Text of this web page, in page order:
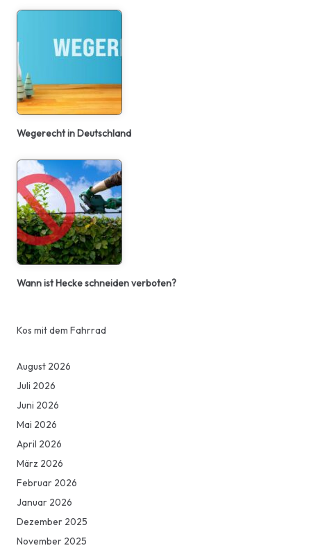
Wegerecht in Deutschland
Wann ist Hecke schneiden verboten?
Kos mit dem Fahrrad
August 2026
Juli 2026
Juni 2026
Mai 2026
April 2026
März 2026
Februar 2026
Januar 2026
Dezember 2025
November 2025